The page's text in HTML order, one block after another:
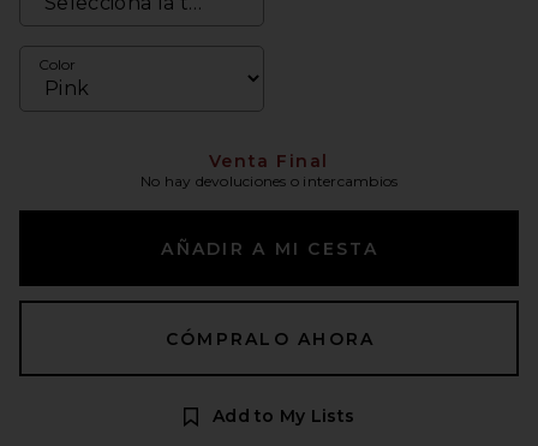
Color
Venta Final
No hay devoluciones o intercambios
AÑADIR A MI CESTA
CÓMPRALO AHORA
Add to My Lists